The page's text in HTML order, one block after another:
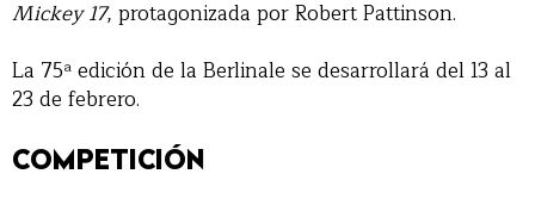
Mickey 17, protagonizada por Robert Pattinson.
La 75ª edición de la Berlinale se desarrollará del 13 al
23 de febrero.
COMPETICIÓN